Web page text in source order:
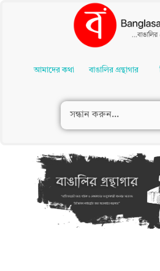
Contentআমাদের কথা বাঙালির গ্রন্থাগার